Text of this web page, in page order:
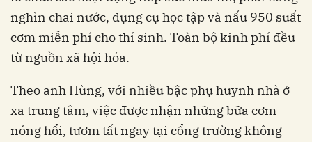
nghìn chai nước, dụng cụ học tập và nấu 950 suất
cơm miễn phí cho thí sinh. Toàn bộ kinh phí đều
từ nguồn xã hội hóa.
Theo anh Hùng, với nhiều bậc phụ huynh nhà ở
xa trung tâm, việc được nhận những bữa cơm
nóng hổi, tươm tất ngay tại cổng trường không